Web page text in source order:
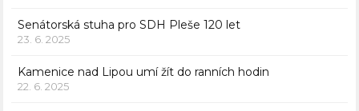
Senátorská stuha pro SDH Pleše 120 let
23. 6. 2025
Kamenice nad Lipou umí žít do ranních hodin
22. 6. 2025